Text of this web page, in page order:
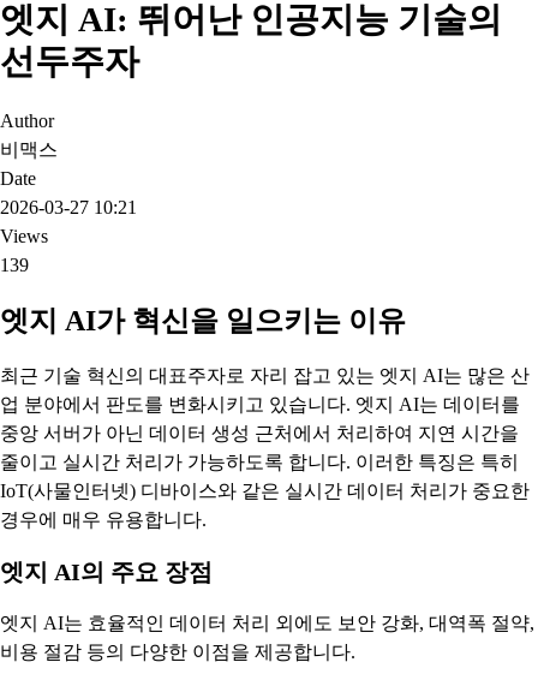
엣지 AI: 뛰어난 인공지능 기술의
선두주자
Author
비맥스
Date
2026-03-27 10:21
Views
139
엣지 AI가 혁신을 일으키는 이유
최근 기술 혁신의 대표주자로 자리 잡고 있는 엣지 AI는 많은 산
업 분야에서 판도를 변화시키고 있습니다. 엣지 AI는 데이터를
중앙 서버가 아닌 데이터 생성 근처에서 처리하여 지연 시간을
줄이고 실시간 처리가 가능하도록 합니다. 이러한 특징은 특히
IoT(사물인터넷) 디바이스와 같은 실시간 데이터 처리가 중요한
경우에 매우 유용합니다.
엣지 AI의 주요 장점
엣지 AI는 효율적인 데이터 처리 외에도 보안 강화, 대역폭 절약,
비용 절감 등의 다양한 이점을 제공합니다.